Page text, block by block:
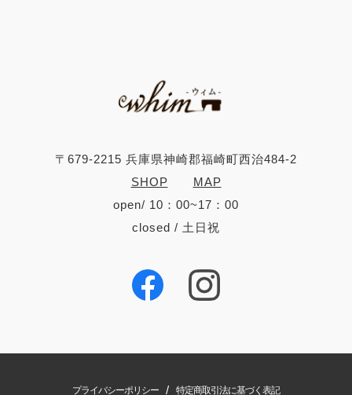
〒679-2215 兵庫県神崎郡福崎町西治484-2
SHOP
MAP
open/ 10：00~17：00
closed / 土日祝
プライバシーポリシー / 特定商取引法に基づく表記